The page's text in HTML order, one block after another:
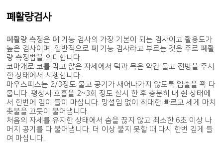
폐활량검사
폐활량 측정은 폐 기능 검사의 가장 기본이 되는 검사이고 활용도가
높은 검사이며, 일반적으로 폐 기능 검사라고 부르는 것은 주로 폐활
량 측정법을 의미합니다.
코마개로 코를 막고 앉은 자세에서 턱과 목은 약간 들고 전방을 주시
한 상태에서 시행합니다.
마우스피스는 2/3정도 물고 공기가 새어나가지 않도록 입술을 꽉 다
뭅니다. 평상시 호흡을 2~3회 정도 실시 한 후 충분히 내 쉰 상태에
서 한번에 깊이 들이 마십니다. 망설임 없이 최대한 빠르고 세게 마치
촛불을 끄듯이 불어냅니다.
처음의 자세를 유지한 상태에서 숨을 끊지 않고 최소한 6초 이상 나
머지 공기를 다 불어냅니다. 더 이상 불지 못할 때 다시 한번 깊게 들
여 마십니다.